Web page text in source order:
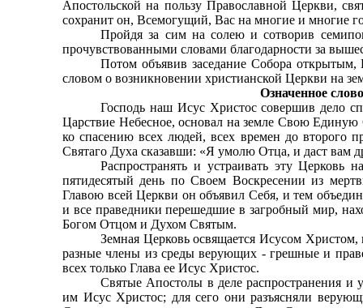
Апостольской на пользу Православной Церкви,
сохранит он, Всемогущий, Вас на многие и многие
Пройдя за сим на солею и сотворив
прочувствованными словами благодарности за
Потом объявив заседание Собора
словом о возникновении христианской Церкви на
Означенное
Господь наш Исус Христос совершив дело
Царствие Небесное, основал на земле Свою
ко спасению всех людей, всех времен до второго
Святаго Духа сказавши: «Я умолю Отца, и даст вам
Распространять и устраивать эту Церковь
пятидесятый день по Своем Воскресении из
Главою всей Церкви он объявил Себя, и тем
и все праведники перешедшие в загробный мир,
Богом Отцом и Духом Святым.
Земная Церковь освящается Исусом Христом,
разные члены из среды верующих - грешные и
всех только Глава ее Исус Христос.
Святые Апостолы в деле распространения и
им Исус Христос; для сего они разъясняли